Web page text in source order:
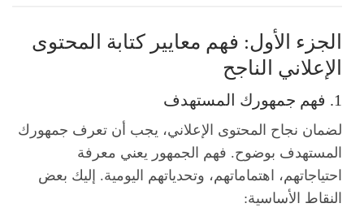
الجزء الأول: فهم معايير كتابة المحتوى
الإعلاني الناجح
1. فهم جمهورك المستهدف
لضمان نجاح المحتوى الإعلاني، يجب أن تعرف جمهورك
المستهدف بوضوح. فهم الجمهور يعني معرفة
احتياجاتهم، اهتماماتهم، وتحدياتهم اليومية. إليك بعض
النقاط الأساسية: